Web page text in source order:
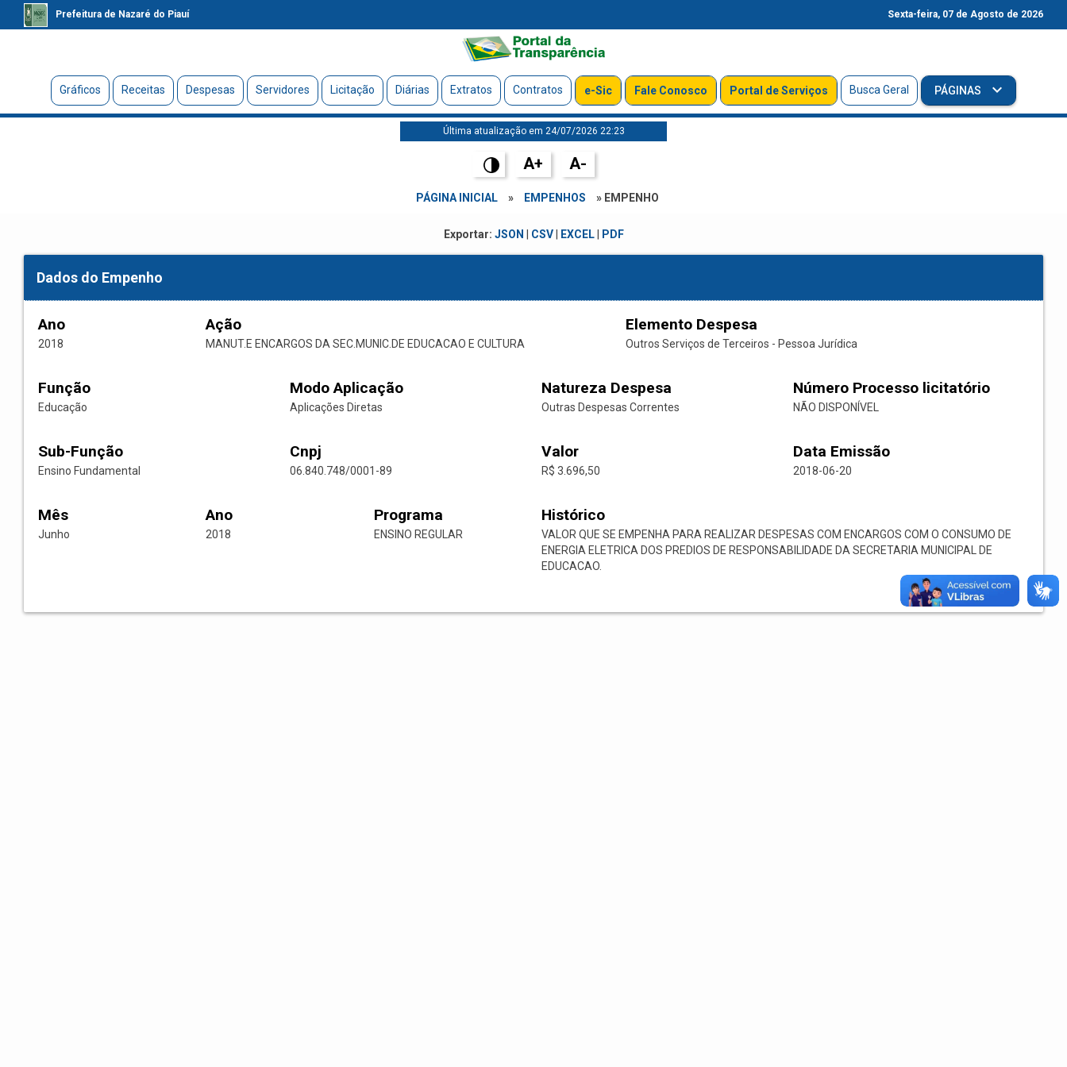
Prefeitura de Nazaré do Piauí Sexta-feira, 07 de Agosto de 2026
Gráficos Receitas Despesas Servidores Licitação Diárias Extratos Contratos e-Sic Fale Conosco Portal de Serviços Busca Geral PÁGINAS
Última atualização em 24/07/2026 22:23
A+ A-
PÁGINA INICIAL » EMPENHOS » EMPENHO
Exportar: JSON CSV| EXCEL| PDF
Dados do Empenho
Ano
2018
Ação
MANUT.E ENCARGOS DA SEC.MUNIC.DE EDUCACAO E CULTURA
Elemento Despesa
Outros Serviços de Terceiros - Pessoa Jurídica
Função
Educação
Modo Aplicação
Aplicações Diretas
Natureza Despesa
Outras Despesas Correntes
Número Processo licitatório
NÃO DISPONÍVEL
Sub-Função
Ensino Fundamental
Cnpj
06.840.748/0001-89
Valor
R$ 3.696,50
Data Emissão
2018-06-20
Mês
Junho
Ano
2018
Programa
ENSINO REGULAR
Histórico
VALOR QUE SE EMPENHA PARA REALIZAR DESPESAS COM ENCARGOS COM O CONSUMO DE
ENERGIA ELETRICA DOS PREDIOS DE RESPONSABILIDADE DA SECRETARIA MUNICIPAL DE
EDUCACAO.